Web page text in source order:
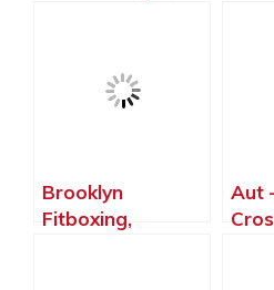
Brooklyn
Fitboxing,
Aut